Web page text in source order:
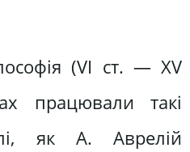
(VI ст. — XV
працювали такі
як А. Аврелій